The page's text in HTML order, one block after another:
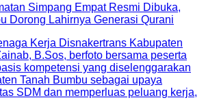
Simpang Empat Resmi Dibuka,
Dorong Lahirnya Generasi Qurani